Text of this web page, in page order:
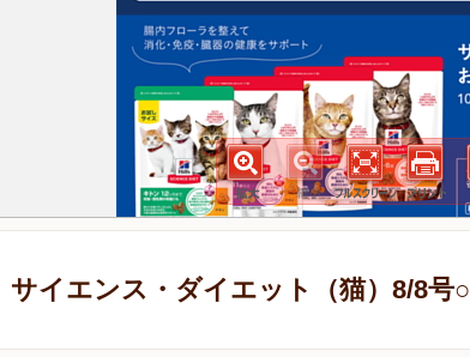
サイエンス・ダイエット（猫）8/8号○